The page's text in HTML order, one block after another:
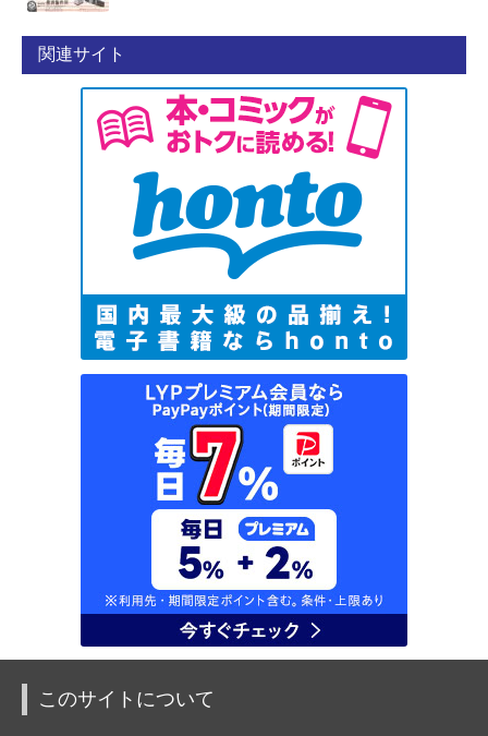
関連サイト
このサイトについて